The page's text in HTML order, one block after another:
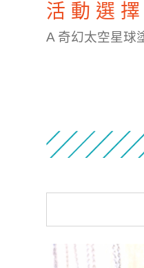
活 動 選 擇
A 奇幻太空星球